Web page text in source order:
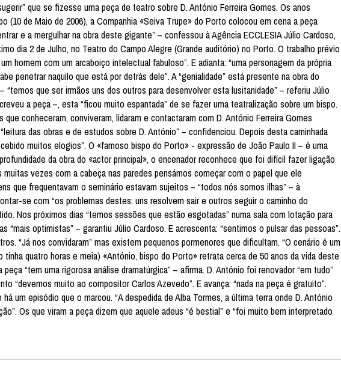
que se fizesse uma peça de teatro sobre D. António Ferreira Gomes. Os anos
(10 de Maio de 2006), a Companhia «Seiva Trupe» do Porto colocou em cena a peça
e a mergulhar na obra deste gigante” – confessou à Agência ECCLESIA Júlio Cardoso,
dia 2 de Julho, no Teatro do Campo Alegre (Grande auditório) no Porto. O trabalho prévio
homem com um arcaboiço intelectual fabuloso”. E adianta: “uma personagem da própria
penetrar naquilo que está por detrás dele”. A “genialidade” está presente na obra do
que ser irmãos uns dos outros para desenvolver esta lusitanidade” – referiu Júlio
a peça –, esta “ficou muito espantada” de se fazer uma teatralização sobre um bispo.
conheceram, conviveram, lidaram e contactaram com D. António Ferreira Gomes
das obras e de estudos sobre D. António” – confidenciou. Depois desta caminhada
muitos elogios”. O «famoso bispo do Porto» - expressão de João Paulo II – é uma
da obra do «actor principal», o encenador reconhece que foi difícil fazer ligação
vezes com a cabeça nas paredes pensámos começar com o papel que ele
que frequentavam o seminário estavam sujeitos – “todos nós somos ilhas” – à
se com “os problemas destes: uns resolvem sair e outros seguir o caminho do
Nos próximos dias “temos sessões que estão esgotadas” numa sala com lotação para
“mais optimistas” – garantiu Júlio Cardoso. E acrescenta: “sentimos o pulsar das pessoas”.
“Já nos convidaram” mas existem pequenos pormenores que dificultam. “O cenário é um
quatro horas e meia) «António, bispo do Porto» retrata cerca de 50 anos da vida deste
“tem uma rigorosa análise dramatúrgica” – afirma. D. António foi renovador “em tudo”
“devemos muito ao compositor Carlos Azevedo”. E avança: “nada na peça é gratuito”.
um episódio que o marcou. “A despedida de Alba Tormes, a última terra onde D. António
Os que viram a peça dizem que aquele adeus “é bestial” e “foi muito bem interpretado